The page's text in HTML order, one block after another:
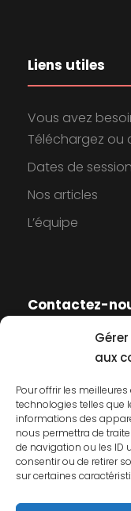
aux
Pour offrir les
technologies telles que
informations des
nous permettra de
de navigation ou les ID
consentir ou de retirer
sur certaines
Liens utiles
Vous avez
Téléchargez ou
Dates de
Nos articles
L’équipe
Contactez-
Contactez-nous
Mentions légales
Politique de
Politique de